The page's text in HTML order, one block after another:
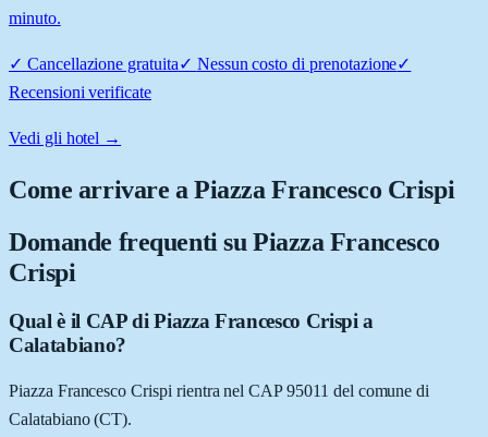
minuto.
✓ Cancellazione gratuita✓ Nessun costo di prenotazione✓
Recensioni verificate
Vedi gli hotel →
Come arrivare aPiazza Francesco Crispi
Domande frequenti su Piazza Francesco
Crispi
Qual è il CAP di Piazza Francesco Crispi a
Calatabiano?
Piazza Francesco Crispi rientra nel CAP 95011 del comune di
Calatabiano (CT).